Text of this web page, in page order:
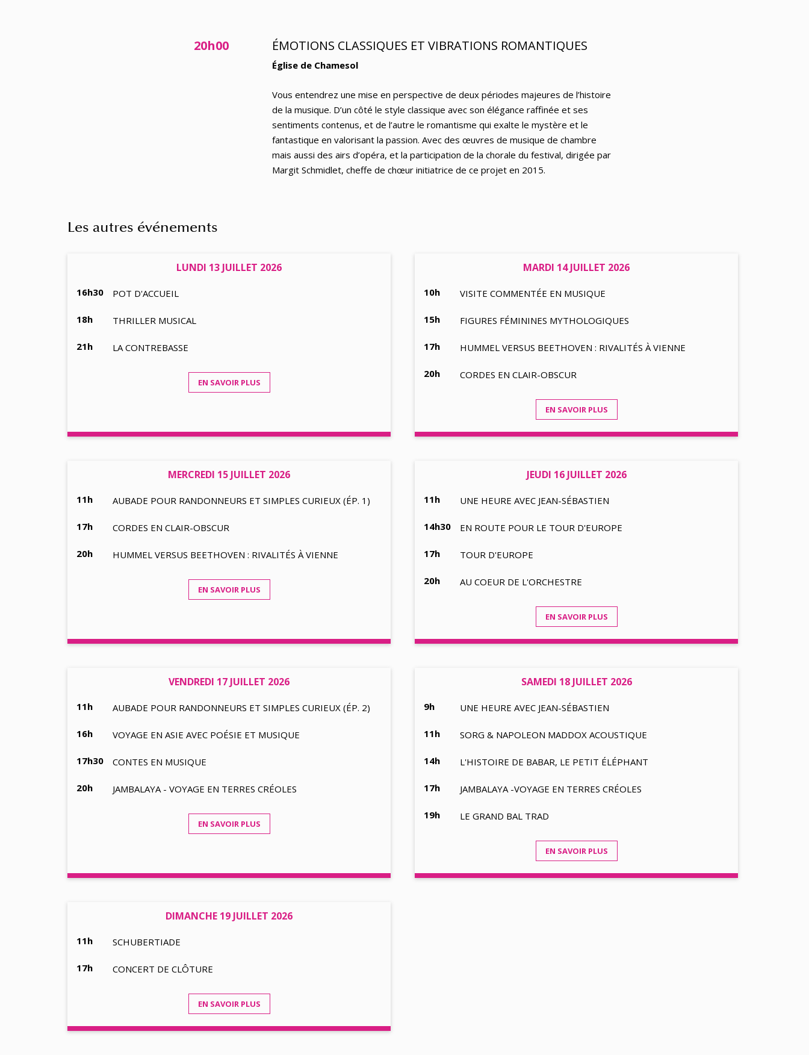
20h00 ÉMOTIONS CLASSIQUES ET VIBRATIONS ROMANTIQUES
Église de Chamesol
Vous entendrez une mise en perspective de deux périodes majeures de l’histoire
de la musique. D’un côté le style classique avec son élégance raffinée et ses
sentiments contenus, et de l’autre le romantisme qui exalte le mystère et le
fantastique en valorisant la passion. Avec des œuvres de musique de chambre
mais aussi des airs d’opéra, et la participation de la chorale du festival, dirigée par
Margit Schmidlet, cheffe de chœur initiatrice de ce projet en 2015.
Les autres événements
LUNDI 13 JUILLET 2026
16h30 POT D'ACCUEIL
18h THRILLER MUSICAL
21h LA CONTREBASSE
EN SAVOIR PLUS
MARDI 14 JUILLET 2026
10h VISITE COMMENTÉE EN MUSIQUE
15h FIGURES FÉMININES MYTHOLOGIQUES
17h HUMMEL VERSUS BEETHOVEN : RIVALITÉS À VIENNE
20h CORDES EN CLAIR-OBSCUR
EN SAVOIR PLUS
MERCREDI 15 JUILLET 2026
11h AUBADE POUR RANDONNEURS ET SIMPLES CURIEUX (ÉP. 1)
17h CORDES EN CLAIR-OBSCUR
20h HUMMEL VERSUS BEETHOVEN : RIVALITÉS À VIENNE
EN SAVOIR PLUS
JEUDI 16 JUILLET 2026
11h UNE HEURE AVEC JEAN-SÉBASTIEN
14h30 EN ROUTE POUR LE TOUR D'EUROPE
17h TOUR D'EUROPE
20h AU COEUR DE L'ORCHESTRE
EN SAVOIR PLUS
VENDREDI 17 JUILLET 2026
11h AUBADE POUR RANDONNEURS ET SIMPLES CURIEUX (ÉP. 2)
16h VOYAGE EN ASIE AVEC POÉSIE ET MUSIQUE
17h30 CONTES EN MUSIQUE
20h JAMBALAYA - VOYAGE EN TERRES CRÉOLES
EN SAVOIR PLUS
SAMEDI 18 JUILLET 2026
9h UNE HEURE AVEC JEAN-SÉBASTIEN
11h SORG & NAPOLEON MADDOX ACOUSTIQUE
14h L'HISTOIRE DE BABAR, LE PETIT ÉLÉPHANT
17h JAMBALAYA -VOYAGE EN TERRES CRÉOLES
19h LE GRAND BAL TRAD
EN SAVOIR PLUS
DIMANCHE 19 JUILLET 2026
11h SCHUBERTIADE
17h CONCERT DE CLÔTURE
EN SAVOIR PLUS